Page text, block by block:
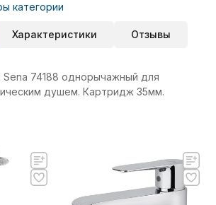
категории
Характеристики Отзывы
Sena 74188 однорычажный для
душем. Картридж 35мм.